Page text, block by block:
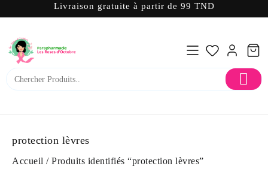
content
Livraison gratuite à partir de 99 TND
protection lèvres
Accueil / Produits identifiés “protection lèvres”